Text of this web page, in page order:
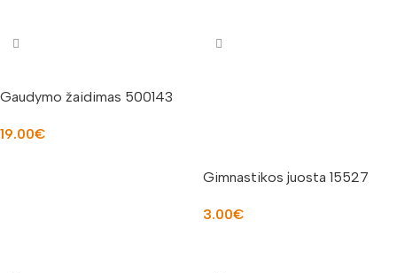
Gaudymo žaidimas 500143
19.00€
Gimnastikos juosta 15527
3.00€